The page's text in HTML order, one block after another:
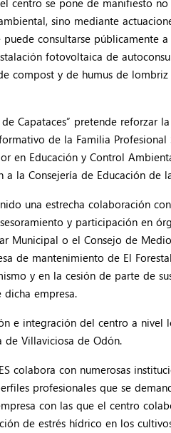
centro se pone de manifiesto
sino mediante
consultarse públicamente
fotovoltaica de
compost y de humus de
Capataces” pretende reforzar
de la Familia
en Educación y Control
a la Consejería de Educación de
una estrecha colaboración
y participación en
Municipal o el Consejo de
de mantenimiento de El
y en la cesión de parte de
empresa.
e integración del centro a nivel
de Villaviciosa de Odón.
colabora con numerosas
profesionales que se
con las que el centro
de estrés hídrico en los